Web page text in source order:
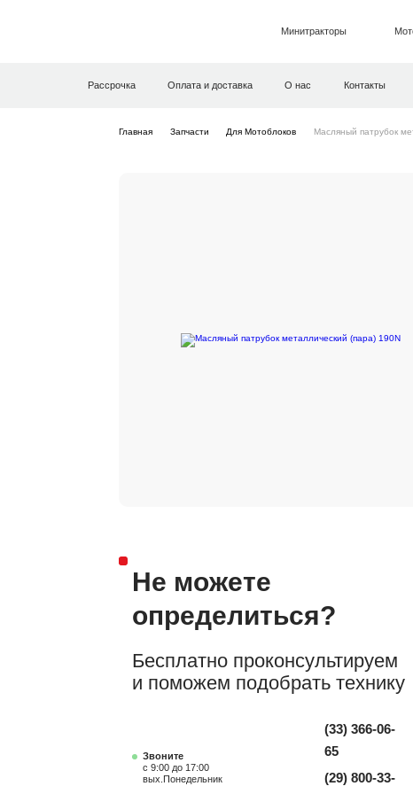
Минитракторы
Рассрочка Оплата и доставка О нас Контакты
Главная Запчасти Для Мотоблоков Масляный патрубок
Не можете
определиться?
Бесплатно проконсультируем
и поможем подобрать технику
Звоните
с 9:00 до 17:00
вых.Понедельник
(33) 366-06-
65
(29) 800-33-